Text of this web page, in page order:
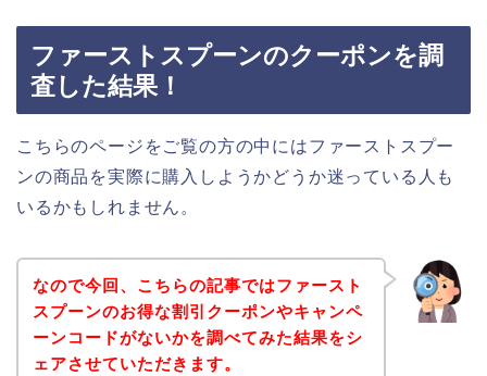
ファーストスプーンのクーポンを調
査した結果！
こちらのページをご覧の方の中にはファーストスプー
ンの商品を実際に購入しようかどうか迷っている人も
いるかもしれません。
なので今回、こちらの記事ではファースト
スプーンのお得な割引クーポンやキャンペ
ーンコードがないかを調べてみた結果をシ
ェアさせていただきます。